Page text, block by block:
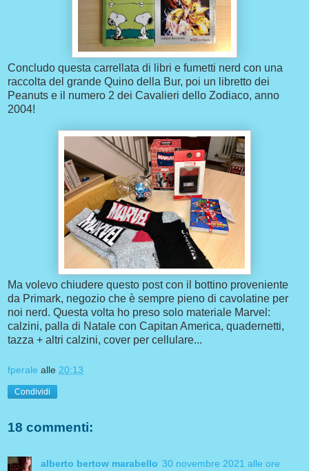
Concludo questa carrellata di libri e fumetti nerd con una
raccolta del grande Quino della Bur, poi un libretto dei
Peanuts e il numero 2 dei Cavalieri dello Zodiaco, anno
2004!
Ma volevo chiudere questo post con il bottino proveniente
da Primark, negozio che è sempre pieno di cavolatine per
noi nerd. Questa volta ho preso solo materiale Marvel:
calzini, palla di Natale con Capitan America, quadernetti,
tazza + altri calzini, cover per cellulare...
fperale alle 20:13
Condividi
18 commenti:
alberto bertow marabello 30 novembre 2021 alle ore